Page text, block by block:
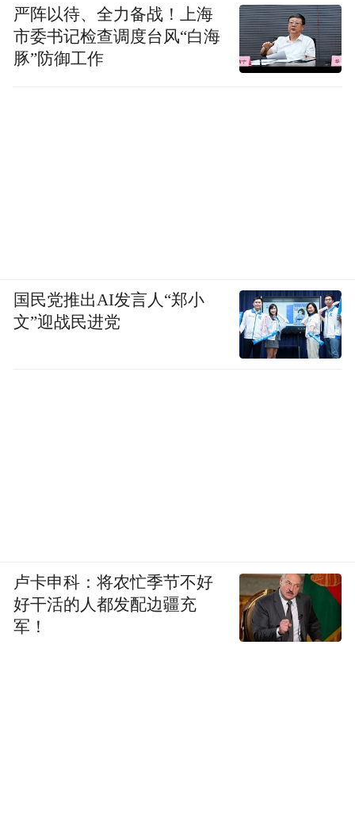
严阵以待、全力备战！上海
市委书记检查调度台风“白海
豚”防御工作
国民党推出AI发言人“郑小
文”迎战民进党
卢卡申科：将农忙季节不好
好干活的人都发配边疆充
军！